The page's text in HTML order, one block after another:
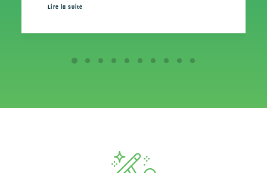
Lire la suite